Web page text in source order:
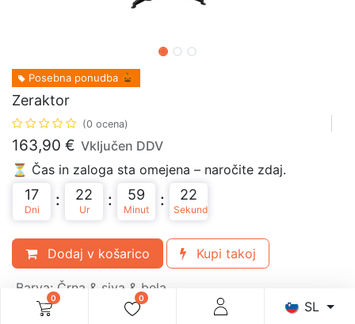
0 0
SL
Posebna ponudba 🎃
Zeraktor
(0 ocena)
163,90 € Vključen DDV
⏳ Čas in zaloga sta omejena – naročite zdaj.
17
Dni
: 22
Ur
: 59
Minut
: 22
Sekund
Dodaj v košarico Kupi takoj
Barva:Črna & siva & bela
Materiali
Plastika, stiropor, tekstil